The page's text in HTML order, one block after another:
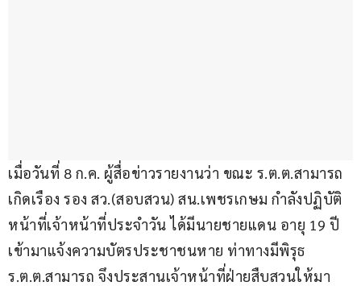
เมื่อวันที่ 8 ก.ค. ผู้สื่อข่าวรายงานว่า ขณะ ร.ต.ต.สามารถ
เกิดเรือง รอง สว.(สอบสวน) สน.เพชรเกษม กำลังปฏิบัติ
หน้าที่เจ้าหน้าที่ประจำวัน ได้มีนายชายแดน อายุ 19 ปี
เข้ามาแจ้งความบัตรประชาชนหาย ท่าทางมีพิรุธ
ร.ต.ต.สามารถ จึงประสานเจ้าหน้าที่ฝ่ายสืบสวนให้มา